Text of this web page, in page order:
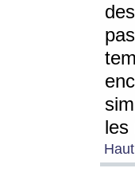
les
Haut